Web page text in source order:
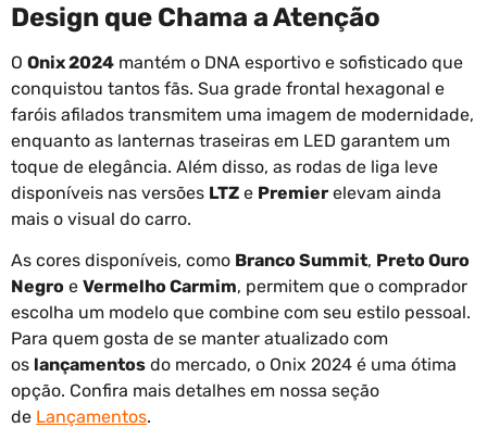
Design que Chama a Atenção
O Onix 2024 mantém o DNA esportivo e sofisticado que
conquistou tantos fãs. Sua grade frontal hexagonal e
faróis afilados transmitem uma imagem de modernidade,
enquanto as lanternas traseiras em LED garantem um
toque de elegância. Além disso, as rodas de liga leve
disponíveis nas versões LTZ e Premier elevam ainda
mais o visual do carro.
As cores disponíveis, como Branco Summit, Preto Ouro
Negro e Vermelho Carmim, permitem que o comprador
escolha um modelo que combine com seu estilo pessoal.
Para quem gosta de se manter atualizado com
os lançamentos do mercado, o Onix 2024 é uma ótima
opção. Confira mais detalhes em nossa seção
de Lançamentos.